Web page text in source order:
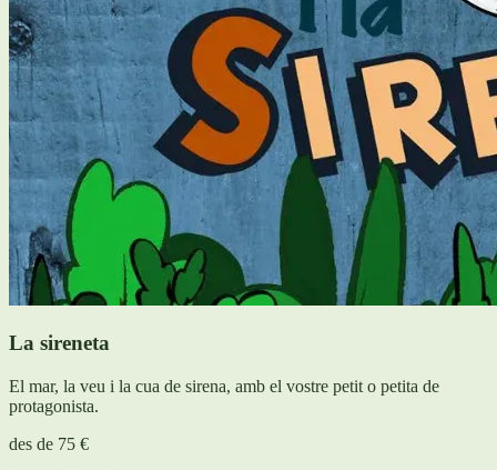
La sireneta
El mar, la veu i la cua de sirena, amb el vostre petit o petita de
protagonista.
des de 75 €